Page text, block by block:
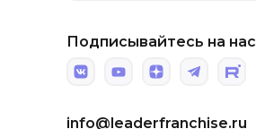
Подписывайтесь на нас
info@leaderfranchise.ru